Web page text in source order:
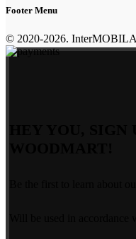
Footer Menu
© 2020-2026.